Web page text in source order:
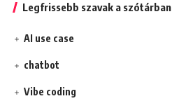
Legfrissebb szavak a szótárban
AI use case
chatbot
Vibe coding